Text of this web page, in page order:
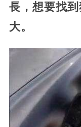
長，想要找
大。